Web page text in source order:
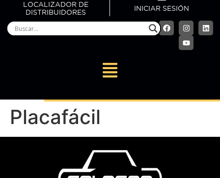
LOCALIZADOR DE
DISTRIBUIDORES
INICIAR SESIÓN
Placafácil